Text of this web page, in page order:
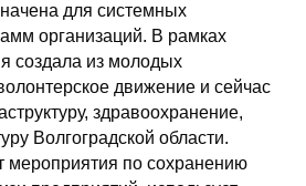
для системных
организаций. В рамках
создала из молодых
движение и сейчас
здравоохранение,
Волгоградской области.
мероприятия по сохранению